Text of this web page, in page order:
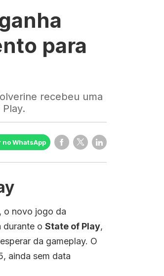
para
recebeu uma
no WhatsApp
o novo jogo da
durante o State of Play,
da gameplay. O
ainda sem data